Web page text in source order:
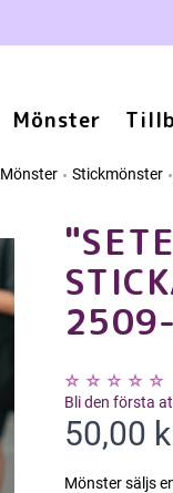
Mönster
Mönster Stickmönster
Bli den första
50,00
Mönster säljs